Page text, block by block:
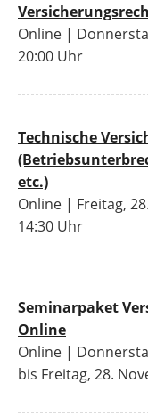
Online |
20:00 Uhr
Technische
etc.)
Online | Freitag,
14:30 Uhr
Seminarpaket
Online
Online |
bis Freitag, 28.